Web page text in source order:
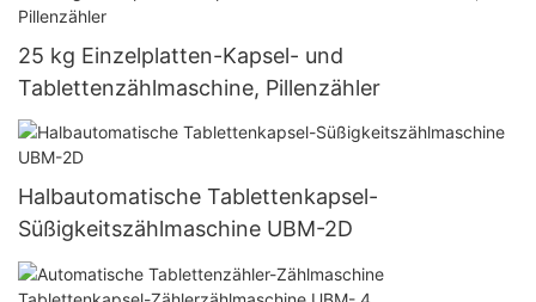
25 kg Einzelplatten-Kapsel- und
Tablettenzählmaschine, Pillenzähler
Halbautomatische Tablettenkapsel-
Süßigkeitszählmaschine UBM-2D